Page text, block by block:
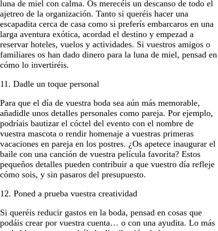
luna de miel con calma. Os merecéis un descanso de todo el
ajetreo de la organización. Tanto si queréis hacer una
escapadita cerca de casa como si preferís embarcaros en una
larga aventura exótica, acordad el destino y empezad a
reservar hoteles, vuelos y actividades. Si vuestros amigos o
familiares os han dado dinero para la luna de miel, pensad en
cómo lo invertiréis.
11. Dadle un toque personal
Para que el día de vuestra boda sea aún más memorable,
añadidle unos detalles personales como pareja. Por ejemplo,
podríais bautizar el cóctel del evento con el nombre de
vuestra mascota o rendir homenaje a vuestras primeras
vacaciones en pareja en los postres. ¿Os apetece inaugurar el
baile con una canción de vuestra película favorita? Estos
pequeños detalles pueden contribuir a que vuestro día refleje
cómo sois, y sin pasaros del presupuesto.
12. Poned a prueba vuestra creatividad
Si queréis reducir gastos en la boda, pensad en cosas que
podáis crear por vuestra cuenta… o con una ayudita. Lo más